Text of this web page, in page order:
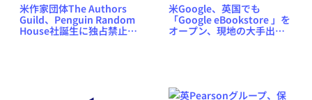
米作家団体The Authors
Guild、Penguin Random
House社誕生に独占禁止法
米Google、英国でも
「Google eBookstore 」を
オープン、現地の大手出版